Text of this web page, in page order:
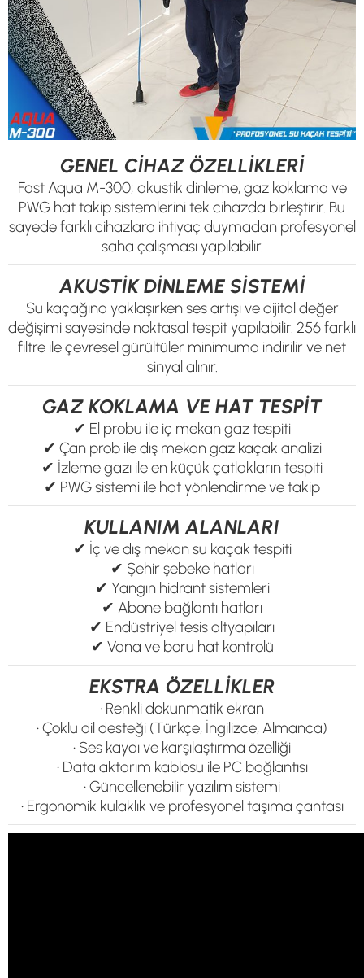
GENEL CİHAZ ÖZELLİKLERİ
Fast Aqua M-300; akustik dinleme, gaz koklama ve
PWG hat takip sistemlerini tek cihazda birleştirir. Bu
sayede farklı cihazlara ihtiyaç duymadan profesyonel
saha çalışması yapılabilir.
AKUSTİK DİNLEME SİSTEMİ
Su kaçağına yaklaşırken ses artışı ve dijital değer
değişimi sayesinde noktasal tespit yapılabilir. 256 farklı
filtre ile çevresel gürültüler minimuma indirilir ve net
sinyal alınır.
GAZ KOKLAMA VE HAT TESPİT
✔ El probu ile iç mekan gaz tespiti
✔ Çan prob ile dış mekan gaz kaçak analizi
✔ İzleme gazı ile en küçük çatlakların tespiti
✔ PWG sistemi ile hat yönlendirme ve takip
KULLANIM ALANLARI
✔ İç ve dış mekan su kaçak tespiti
✔ Şehir şebeke hatları
✔ Yangın hidrant sistemleri
✔ Abone bağlantı hatları
✔ Endüstriyel tesis altyapıları
✔ Vana ve boru hat kontrolü
EKSTRA ÖZELLİKLER
• Renkli dokunmatik ekran
• Çoklu dil desteği (Türkçe, İngilizce, Almanca)
• Ses kaydı ve karşılaştırma özelliği
• Data aktarım kablosu ile PC bağlantısı
• Güncellenebilir yazılım sistemi
• Ergonomik kulaklık ve profesyonel taşıma çantası